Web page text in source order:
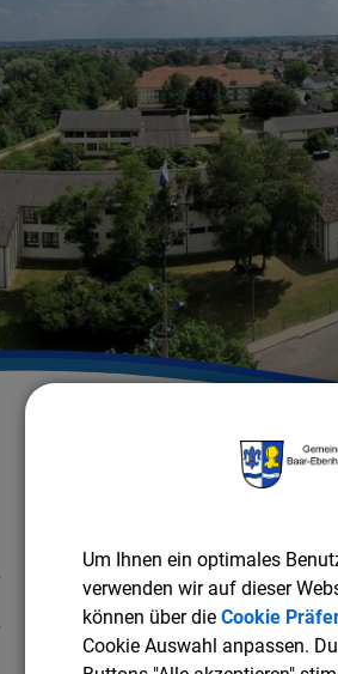
Feuerwehrsatzung
Um Ihnen ein optimales
verwenden wir auf dieser
können über die Cookie
Cookie Auswahl anpassen.